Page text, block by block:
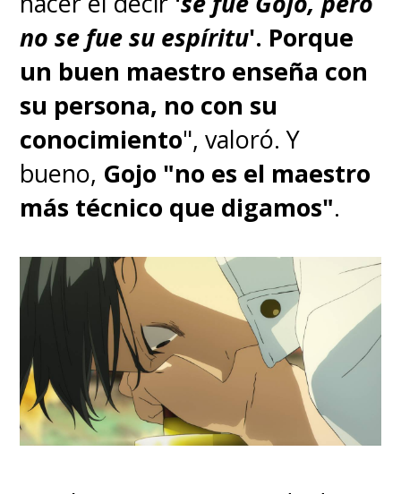
no se fue su espíritu'. Porque
un buen maestro enseña con
su persona, no con su
conocimiento", valoró. Y
bueno, Gojo "no es el maestro
más técnico que digamos".